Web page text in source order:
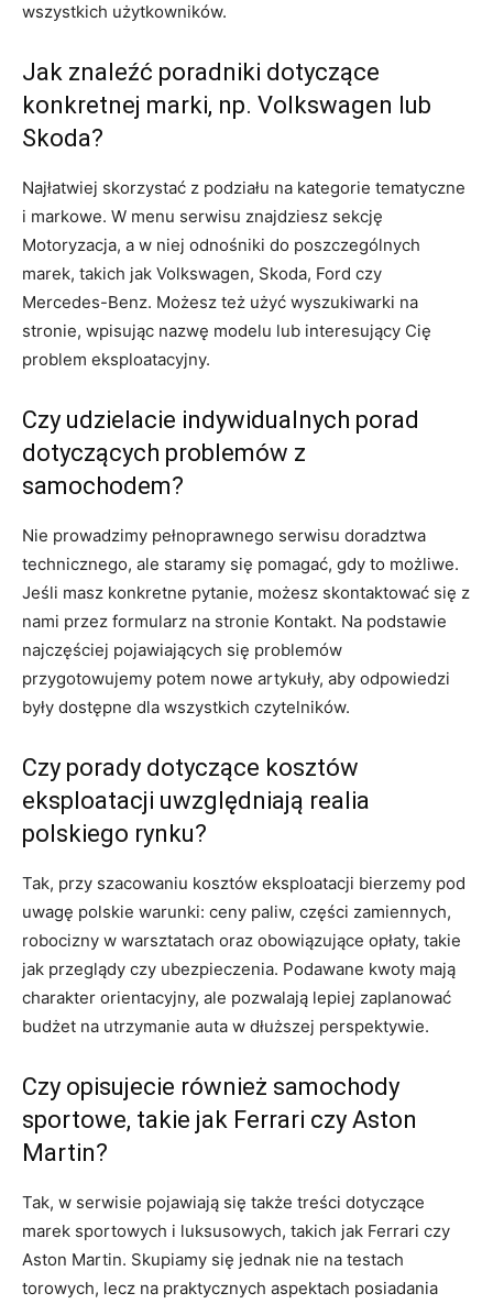
wszystkich użytkowników.
Jak znaleźć poradniki dotyczące
konkretnej marki, np. Volkswagen lub
Skoda?
Najłatwiej skorzystać z podziału na kategorie tematyczne
i markowe. W menu serwisu znajdziesz sekcję
Motoryzacja, a w niej odnośniki do poszczególnych
marek, takich jak Volkswagen, Skoda, Ford czy
Mercedes-Benz. Możesz też użyć wyszukiwarki na
stronie, wpisując nazwę modelu lub interesujący Cię
problem eksploatacyjny.
Czy udzielacie indywidualnych porad
dotyczących problemów z
samochodem?
Nie prowadzimy pełnoprawnego serwisu doradztwa
technicznego, ale staramy się pomagać, gdy to możliwe.
Jeśli masz konkretne pytanie, możesz skontaktować się z
nami przez formularz na stronie Kontakt. Na podstawie
najczęściej pojawiających się problemów
przygotowujemy potem nowe artykuły, aby odpowiedzi
były dostępne dla wszystkich czytelników.
Czy porady dotyczące kosztów
eksploatacji uwzględniają realia
polskiego rynku?
Tak, przy szacowaniu kosztów eksploatacji bierzemy pod
uwagę polskie warunki: ceny paliw, części zamiennych,
robocizny w warsztatach oraz obowiązujące opłaty, takie
jak przeglądy czy ubezpieczenia. Podawane kwoty mają
charakter orientacyjny, ale pozwalają lepiej zaplanować
budżet na utrzymanie auta w dłuższej perspektywie.
Czy opisujecie również samochody
sportowe, takie jak Ferrari czy Aston
Martin?
Tak, w serwisie pojawiają się także treści dotyczące
marek sportowych i luksusowych, takich jak Ferrari czy
Aston Martin. Skupiamy się jednak nie na testach
torowych, lecz na praktycznych aspektach posiadania